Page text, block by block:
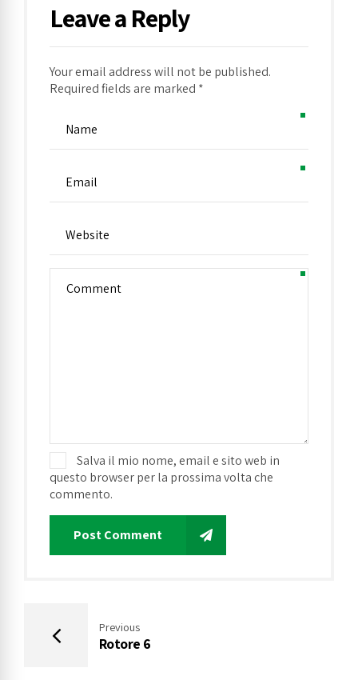
Leave a Reply
Your email address will not be published.
Required fields are marked *
Salva il mio nome, email e sito web in
questo browser per la prossima volta che
commento.
Post Comment
Alternative:
Previous
Rotore 6